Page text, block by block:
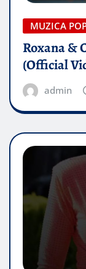
MUZICA
Roxana &
(Official
admin